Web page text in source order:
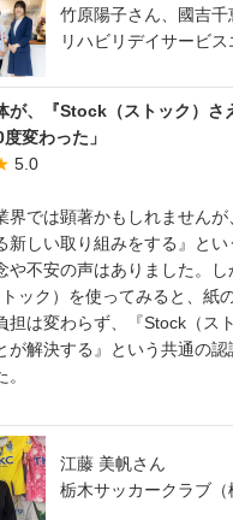
竹原陽子さん、國吉千
リハビリデイサービス
が、『Stock（ストック）さ
変わった」
5.0
界では顕著かもしれません
新しい取り組みをする』と
や不安の声はありました。し
ック）を使ってみると、紙
担は変わらず、『Stock（ス
が解決する』という共通の
江藤 美帆さん
栃木サッカークラブ（